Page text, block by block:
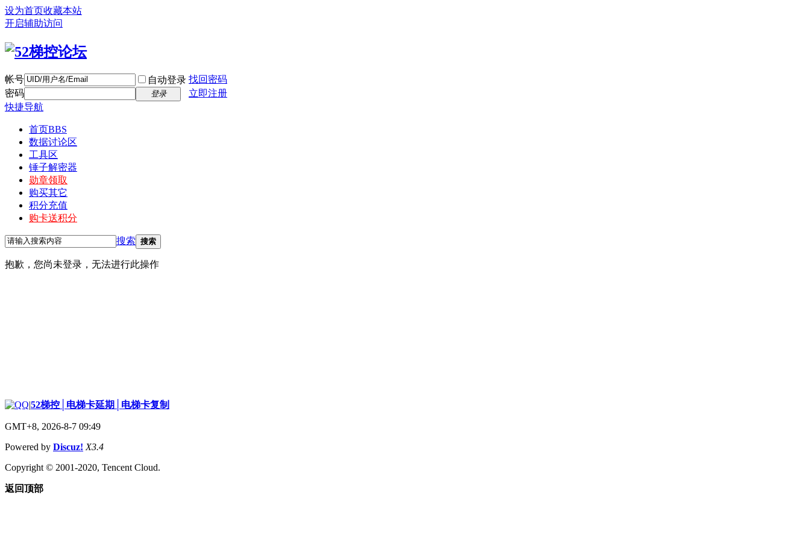
设为首页收藏本站
开启辅助访问
帐号 自动登录 找回密码
密码
登录
立即注册
快捷导航
首页BBS
数据讨论区
工具区
锤子解密器
勋章领取
购买其它
积分充值
购卡送积分
搜索 搜索
抱歉，您尚未登录，无法进行此操作
|52梯控│电梯卡延期│电梯卡复制
GMT+8, 2026-8-7 09:49
Powered by Discuz! X3.4
Copyright © 2001-2020, Tencent Cloud.
返回顶部